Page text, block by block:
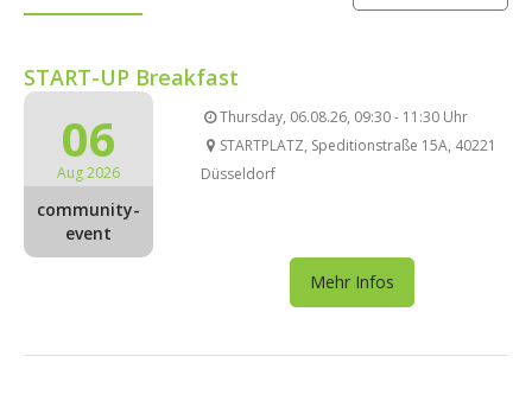
START-UP Breakfast
06
Aug 2026
community-
event
Thursday, 06.08.26, 09:30 - 11:30 Uhr
STARTPLATZ, Speditionstraße 15A, 40221
Düsseldorf
Mehr Infos